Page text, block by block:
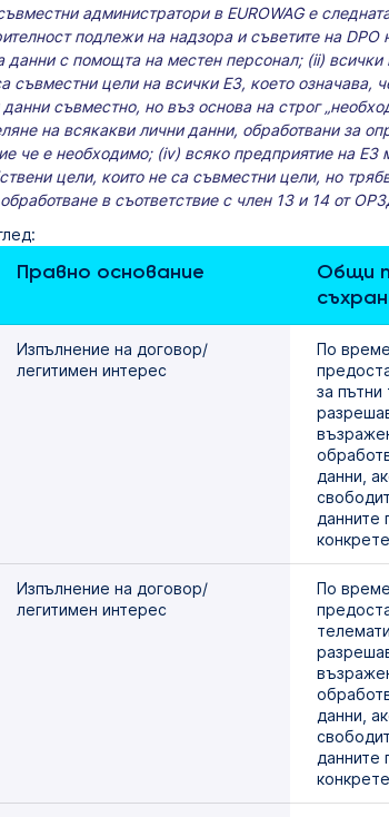
администратори в EUROWAG е
подлежи на надзора и съветите на DPO
данни с помощта на местен персонал; (ii)
съвместни цели на всички ЕЗ, което означава,
съвместно, но въз основа на строг
на всякакви лични данни, обработвани за
че е необходимо; (iv) всяко предприятие на ЕЗ
цели, които не са съвместни цели, но
в съответствие с член 13 и 14 от
Правно основание
Общи
Изпълнение на договор/
легитимен интерес
По
за пътни
данни,
данните
Изпълнение на договор/
легитимен интерес
По
данни,
данните